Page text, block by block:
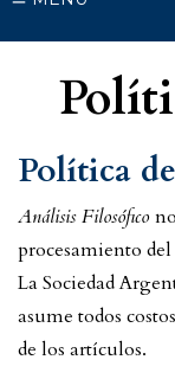
Política
Análisis Filosófico
procesamiento
La Sociedad
asume todos
de los artículos.